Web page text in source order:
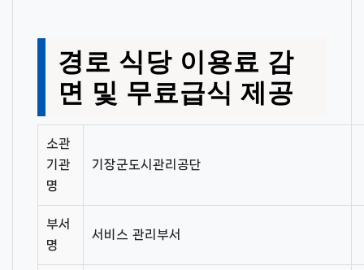
경로 식당 이용료 감
면 및 무료급식 제공
소관
기관
명
기장군도시관리공단
부서
명
서비스 관리부서